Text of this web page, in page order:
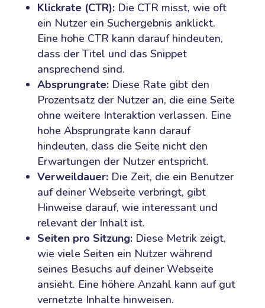
Klickrate (CTR):Die CTR misst, wie oft
ein Nutzer ein Suchergebnis anklickt.
Eine hohe CTR kann darauf hindeuten,
dass der Titel und das Snippet
ansprechend sind.
Absprungrate:Diese Rate gibt den
Prozentsatz der Nutzer an, die eine Seite
ohne weitere Interaktion verlassen. Eine
hohe Absprungrate kann darauf
hindeuten, dass die Seite nicht den
Erwartungen der Nutzer entspricht.
Verweildauer:Die Zeit, die ein Benutzer
auf deiner Webseite verbringt, gibt
Hinweise darauf, wie interessant und
relevant der Inhalt ist.
Seiten pro Sitzung:Diese Metrik zeigt,
wie viele Seiten ein Nutzer während
seines Besuchs auf deiner Webseite
ansieht. Eine höhere Anzahl kann auf gut
vernetzte Inhalte hinweisen.